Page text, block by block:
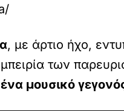
, με άρτιο ήχο,
των
ένα μουσικό